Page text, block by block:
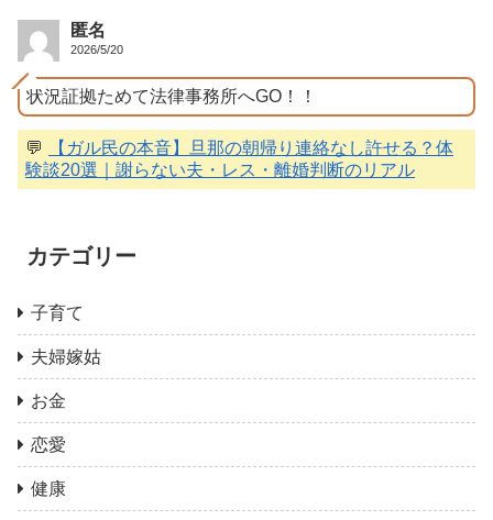
匿名
2026/5/20
状況証拠ためて法律事務所へGO！！
💬
【ガル民の本音】旦那の朝帰り連絡なし許せる？体
験談20選｜謝らない夫・レス・離婚判断のリアル
カテゴリー
子育て
夫婦嫁姑
お金
恋愛
健康